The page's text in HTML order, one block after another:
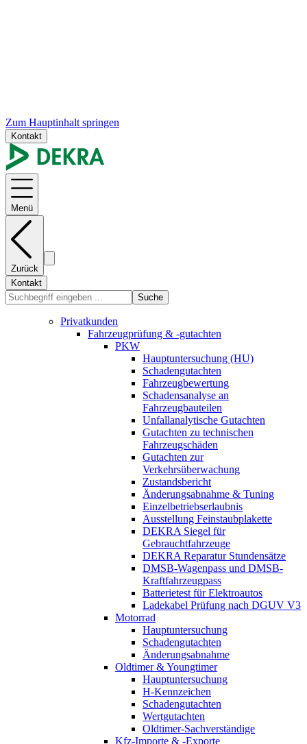
Zum Hauptinhalt springen
Kontakt
Menü
Zurück
Kontakt
Suche
Privatkunden
Fahrzeugprüfung & -gutachten
PKW
Hauptuntersuchung (HU)
Schadengutachten
Fahrzeugbewertung
Schadensanalyse an
Fahrzeugbauteilen
Unfallanalytische Gutachten
Gutachten zu technischen
Fahrzeugschäden
Gutachten zur
Verkehrsüberwachung
Zustandsbericht
Änderungsabnahme & Tuning
Einzelbetriebserlaubnis
Ausstellung Feinstaubplakette
DEKRA Siegel für
Gebrauchtfahrzeuge
DEKRA Reparatur Stundensätze
DMSB-Wagenpass und DMSB-
Kraftfahrzeugpass
Batterietest für Elektroautos
Ladekabel Prüfung nach DGUV V3
Motorrad
Hauptuntersuchung
Schadengutachten
Änderungsabnahme
Oldtimer & Youngtimer
Hauptuntersuchung
H-Kennzeichen
Schadengutachten
Wertgutachten
Oldtimer-Sachverständige
Kfz-Importe & -Exporte